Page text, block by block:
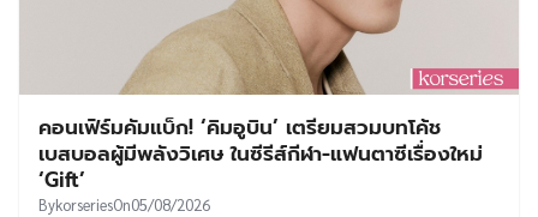
คอนเฟิร์มคัมแบ็ก! ‘คิมอูบิน’ เตรียมสวมบทโค้ช
เบสบอลผู้มีพลังวิเศษ ในซีรีส์กีฬา-แฟนตาซีเรื่องใหม่
‘Gift’
BykorseriesOn05/08/2026